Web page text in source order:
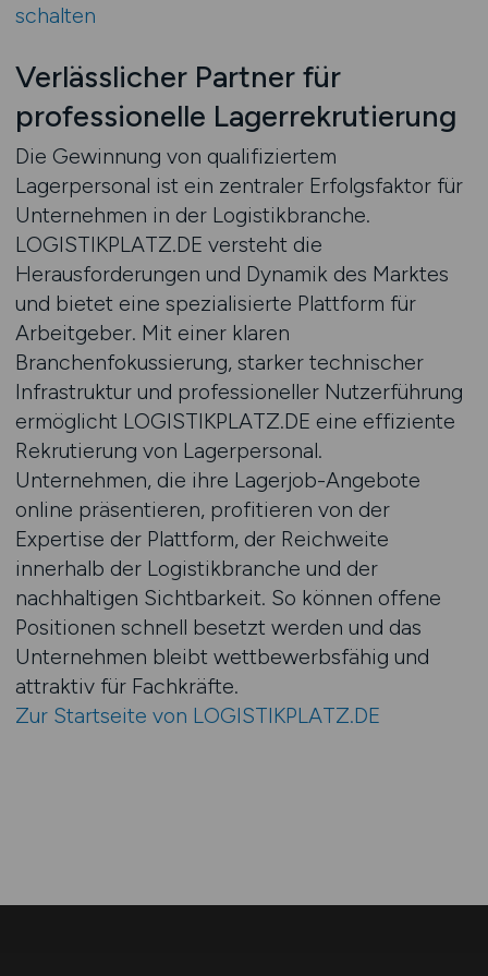
schalten
Verlässlicher Partner für
professionelle Lagerrekrutierung
Die Gewinnung von qualifiziertem
Lagerpersonal ist ein zentraler Erfolgsfaktor für
Unternehmen in der Logistikbranche.
LOGISTIKPLATZ.DE versteht die
Herausforderungen und Dynamik des Marktes
und bietet eine spezialisierte Plattform für
Arbeitgeber. Mit einer klaren
Branchenfokussierung, starker technischer
Infrastruktur und professioneller Nutzerführung
ermöglicht LOGISTIKPLATZ.DE eine effiziente
Rekrutierung von Lagerpersonal.
Unternehmen, die ihre Lagerjob-Angebote
online präsentieren, profitieren von der
Expertise der Plattform, der Reichweite
innerhalb der Logistikbranche und der
nachhaltigen Sichtbarkeit. So können offene
Positionen schnell besetzt werden und das
Unternehmen bleibt wettbewerbsfähig und
attraktiv für Fachkräfte.
Zur Startseite von LOGISTIKPLATZ.DE